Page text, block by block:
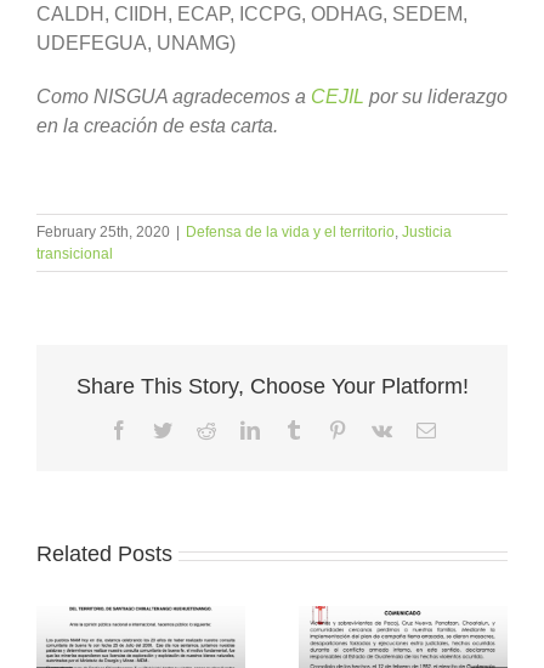
CALDH, CIIDH, ECAP, ICCPG, ODHAG, SEDEM,
UDEFEGUA, UNAMG)
Como NISGUA agradecemos a CEJIL por su liderazgo
en la creación de esta carta.
February 25th, 2020 | Defensa de la vida y el territorio Justicia
transicional
Share This Story, Choose Your Platform!
Facebook
TwitterRedditLinkedInTumblr Pinterest
Vk Email
Related Posts